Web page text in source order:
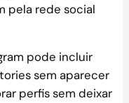
pela rede social
pode incluir
sem aparecer
perfis sem deixar